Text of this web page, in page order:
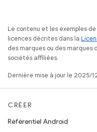
Le contenu et les exemples
licences décrites dans la
des marques ou des marques
sociétés affiliées.
Dernière mise à jour le 2025/
CRÉER
Référentiel Android